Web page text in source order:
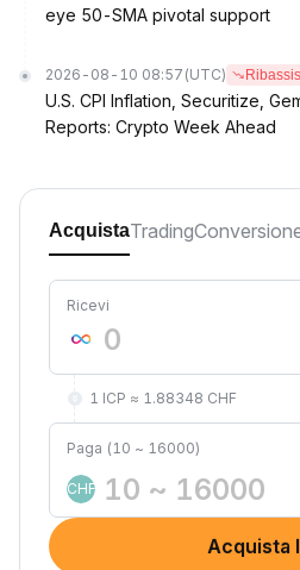
eye 50-SMA pivotal support
2026-08-10 08:57 (UTC)
U.S. CPI Inflation, Securitize,
Reports: Crypto Week Ahead
AcquistaTrading
Ricevi
1 ICP ≈ 1.88348 CHF
Paga (10 ~ 16000)
CHF
Acquista